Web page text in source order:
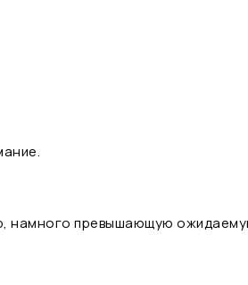
намного превышающую